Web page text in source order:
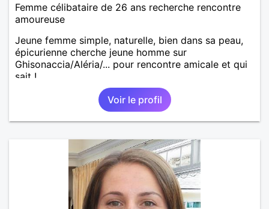
Femme célibataire de 26 ans recherche rencontre
amoureuse
Jeune femme simple, naturelle, bien dans sa peau,
épicurienne cherche jeune homme sur
Ghisonaccia/Aléria/... pour rencontre amicale et qui
sait !
Voir le profil